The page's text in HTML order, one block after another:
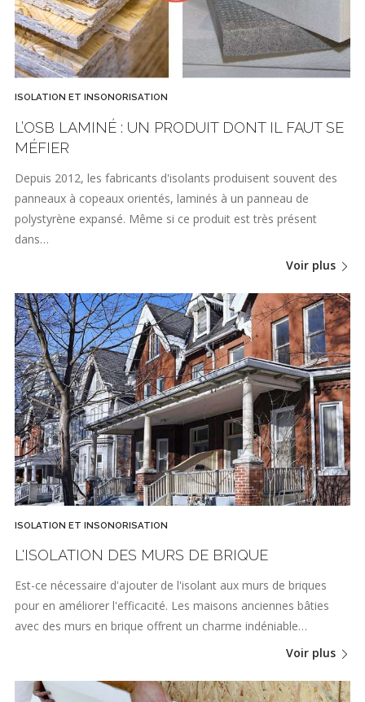
ISOLATION ET INSONORISATION
L’OSB LAMINÉ : UN PRODUIT DONT IL FAUT SE
MÉFIER
Depuis 2012, les fabricants d'isolants produisent souvent des
panneaux à copeaux orientés, laminés à un panneau de
polystyrène expansé. Même si ce produit est très présent
dans…
Voir plus
ISOLATION ET INSONORISATION
L'ISOLATION DES MURS DE BRIQUE
Est-ce nécessaire d'ajouter de l'isolant aux murs de briques
pour en améliorer l'efficacité. Les maisons anciennes bâties
avec des murs en brique offrent un charme indéniable…
Voir plus